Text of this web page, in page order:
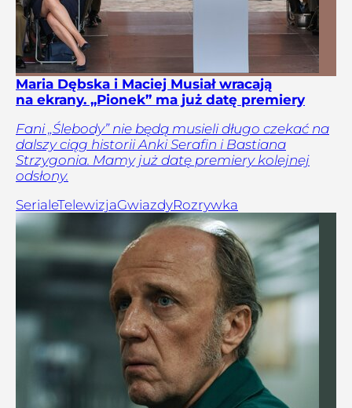
Maria Dębska i Maciej Musiał wracają
na ekrany. „Pionek” ma już datę premiery
Fani „Ślebody” nie będą musieli długo czekać na
dalszy ciąg historii Anki Serafin i Bastiana
Strzygonia. Mamy już datę premiery kolejnej
odsłony.
SerialeTelewizjaGwiazdyRozrywka